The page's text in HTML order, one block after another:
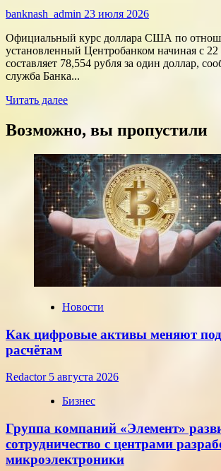
переплат
banknash_admin 23 июля 2026
Официальный курс доллара США по
установленный Центробанком начиная с
составляет 78,554 рубля за один доллар,
служба Банка...
Читать далееПрочитать
Курсы
и
евро,
установленные
ЦБ
РФ
на
среду,
22
июля
2026
года
Возможно, вы пропустили
Новости
Как цифровые активы меняют
расчётам
Redactor 5 августа 2026
Бизнес
Группа компаний «Элемент»
сотрудничество с центрами
микроэлектроники